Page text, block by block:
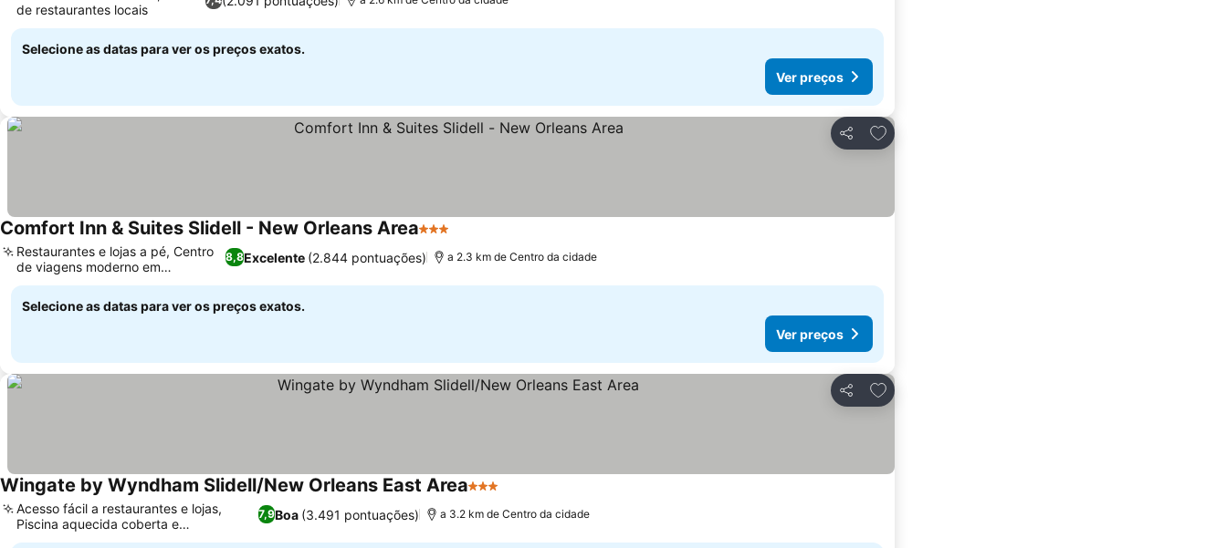
de restaurantes locais
Selecione as datas para ver os preços exatos.
Ver preços
Partilhar
Adicionar aos favoritos
Comfort Inn & Suites Slidell - New Orleans Area3 Estrelas
8,8Excelente (2.844 pontuações)
Restaurantes e lojas a pé, Centro
de viagens moderno em
Northshore
a 2.3 km de Centro da cidade
Selecione as datas para ver os preços exatos.
Ver preços
Partilhar
Adicionar aos favoritos
Wingate by Wyndham Slidell/New Orleans East Area3 Estrelas
7,9Boa (3.491 pontuações)
Acesso fácil a restaurantes e lojas,
Piscina aquecida coberta e
hidromassagem
a 3.2 km de Centro da cidade